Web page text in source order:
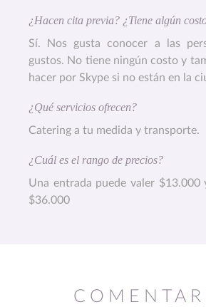
¿Hacen cita previa? ¿Tiene algún
Sí. Nos gusta conocer a las
gustos. No tiene ningún costo y
hacer por Skype si no están en la
¿Qué servicios ofrecen?
Catering a tu medida y transporte.
¿Cuál es el rango de precios?
Una entrada puede valer
$36.000